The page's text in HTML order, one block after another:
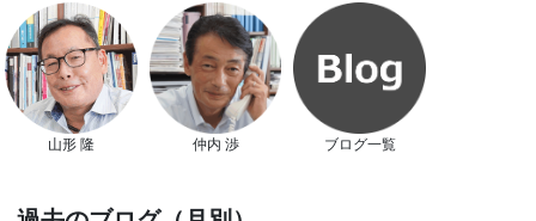
山形 隆 仲内 渉 ブログ一覧